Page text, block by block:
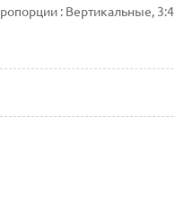
: Вертикальные, 3:4